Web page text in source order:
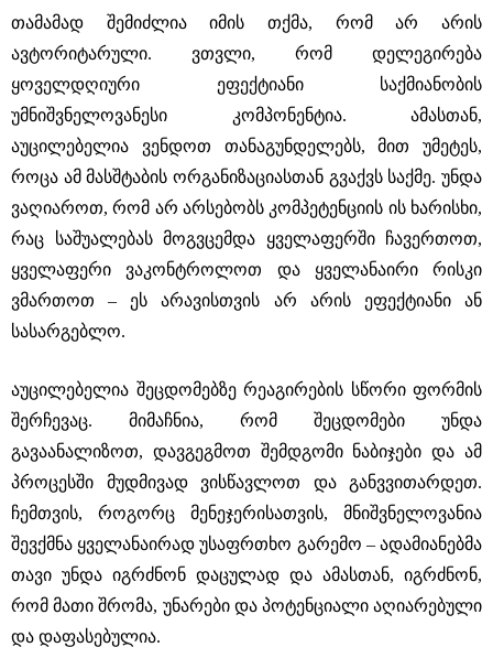
თამამად შემიძლია იმის თქმა, რომ არ არის
ავტორიტარული. ვთვლი, რომ დელეგირება
ყოველდღიური ეფექტიანი საქმიანობის
უმნიშვნელოვანესი კომპონენტია. ამასთან,
აუცილებელია ვენდოთ თანაგუნდელებს, მით უმეტეს,
როცა ამ მასშტაბის ორგანიზაციასთან გვაქვს საქმე. უნდა
ვაღიაროთ, რომ არ არსებობს კომპეტენციის ის ხარისხი,
რაც საშუალებას მოგვცემდა ყველაფერში ჩავერთოთ,
ყველაფერი ვაკონტროლოთ და ყველანაირი რისკი
ვმართოთ – ეს არავისთვის არ არის ეფექტიანი ან
სასარგებლო.
აუცილებელია შეცდომებზე რეაგირების სწორი ფორმის
შერჩევაც. მიმაჩნია, რომ შეცდომები უნდა
გავაანალიზოთ, დავგეგმოთ შემდგომი ნაბიჯები და ამ
პროცესში მუდმივად ვისწავლოთ და განვვითარდეთ.
ჩემთვის, როგორც მენეჯერისათვის, მნიშვნელოვანია
შევქმნა ყველანაირად უსაფრთხო გარემო – ადამიანებმა
თავი უნდა იგრძნონ დაცულად და ამასთან, იგრძნონ,
რომ მათი შრომა, უნარები და პოტენციალი აღიარებული
და დაფასებულია.